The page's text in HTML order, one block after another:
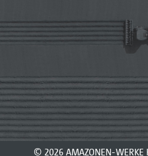
© 2026 AMAZONEN-WERKE